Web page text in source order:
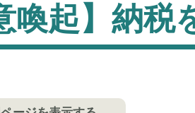
喚起】納